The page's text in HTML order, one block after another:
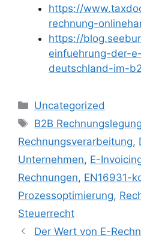
https://
rechnung-
https://
einfuehrung-der-
deutschland-im-
Kategorien
Uncategorized
Schlagwörter
B2B Rechnungslegung
Rechnungsverarbeitung,
Unternehmen, E-
Rechnungen, EN16931-
Prozessoptimierung,
Steuerrecht
Der Wert von E-